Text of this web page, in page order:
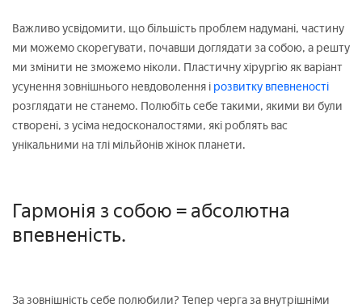
Важливо усвідомити, що більшість проблем надумані, частину
ми можемо скорегувати, почавши доглядати за собою, а решту
ми змінити не зможемо ніколи. Пластичну хірургію як варіант
усунення зовнішнього невдоволення і розвитку впевненості
розглядати не станемо. Полюбіть себе такими, якими ви були
створені, з усіма недосконалостями, які роблять вас
унікальними на тлі мільйонів жінок планети.
Гармонія з собою = абсолютна
впевненість.
За зовнішність себе полюбили? Тепер черга за внутрішніми